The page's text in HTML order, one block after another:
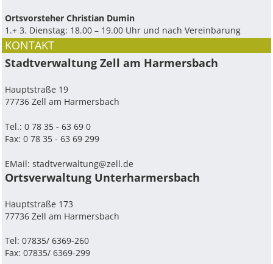
Ortsvorsteher Christian Dumin
1.+ 3. Dienstag: 18.00 – 19.00 Uhr und nach Vereinbarung
KONTAKT
Stadtverwaltung Zell am Harmersbach
Hauptstraße 19
77736 Zell am Harmersbach
Tel.: 0 78 35 - 63 69 0
Fax: 0 78 35 - 63 69 299
EMail:stadtverwaltung@zell.de
Ortsverwaltung Unterharmersbach
Hauptstraße 173
77736 Zell am Harmersbach
Tel: 07835/ 6369-260
Fax: 07835/ 6369-299